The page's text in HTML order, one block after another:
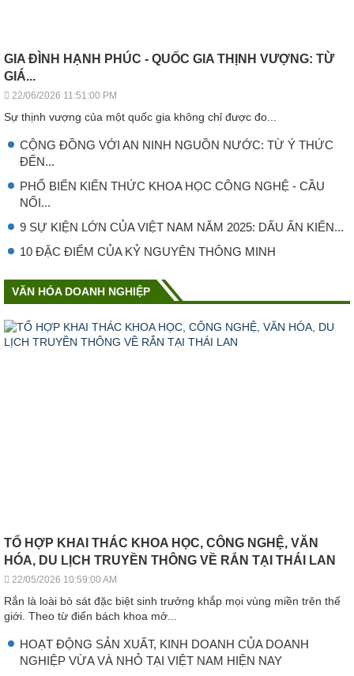
GIA ĐÌNH HẠNH PHÚC - QUỐC GIA THỊNH VƯỢNG: TỪ
GIÁ...
22/06/2026 11:51:00 PM
Sự thịnh vượng của một quốc gia không chỉ được đo...
CỘNG ĐỒNG VỚI AN NINH NGUỒN NƯỚC: TỪ Ý THỨC
ĐẾN...
PHỔ BIẾN KIẾN THỨC KHOA HỌC CÔNG NGHỆ - CẦU
NỐI...
9 SỰ KIỆN LỚN CỦA VIỆT NAM NĂM 2025: DẤU ẤN KIẾN...
10 ĐẶC ĐIỂM CỦA KỶ NGUYÊN THÔNG MINH
VĂN HÓA DOANH NGHIỆP
TỔ HỢP KHAI THÁC KHOA HỌC, CÔNG NGHỆ, VĂN
HÓA, DU LỊCH TRUYỀN THÔNG VỀ RẮN TẠI THÁI LAN
22/05/2026 10:59:00 AM
Rắn là loài bò sát đặc biệt sinh trưởng khắp mọi vùng miền trên thế
giới. Theo từ điển bách khoa mở...
HOẠT ĐỘNG SẢN XUẤT, KINH DOANH CỦA DOANH
NGHIỆP VỪA VÀ NHỎ TẠI VIỆT NAM HIỆN NAY